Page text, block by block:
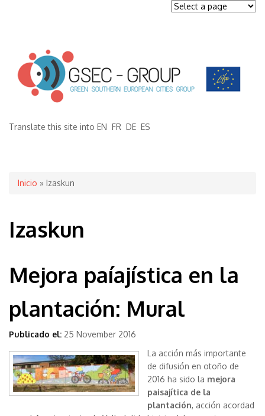
Translate this site into EN FR DE ES
Se encuentra usted aquí
Inicio » Izaskun
Izaskun
Mejora paíajística en la
plantación: Mural
Publicado el: 25 November 2016
La acción más importante
de difusión en otoño de
2016 ha sido la mejora
paisajítica de la
plantación, acción acordad